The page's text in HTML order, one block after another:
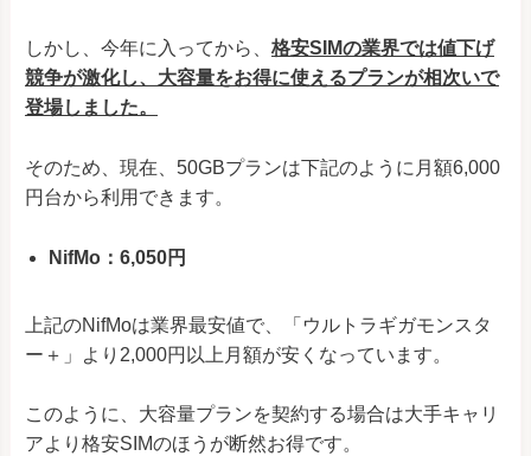
しかし、今年に入ってから、 格安SIMの業界では値下げ
競争が激化し、大容量をお得に使えるプランが相次いで
登場しました。
そのため、現在、50GBプランは下記のように月額6,000
円台から利用できます。
NifMo：6,050円
上記のNifMoは業界最安値で、「ウルトラギガモンスタ
ー＋」より2,000円以上月額が安くなっています。
このように、大容量プランを契約する場合は大手キャリ
アより格安SIMのほうが断然お得です。